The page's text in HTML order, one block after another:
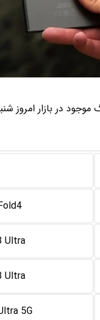
26 فروردین ماه 1402 اعلام
Ultra
Ultra
5G